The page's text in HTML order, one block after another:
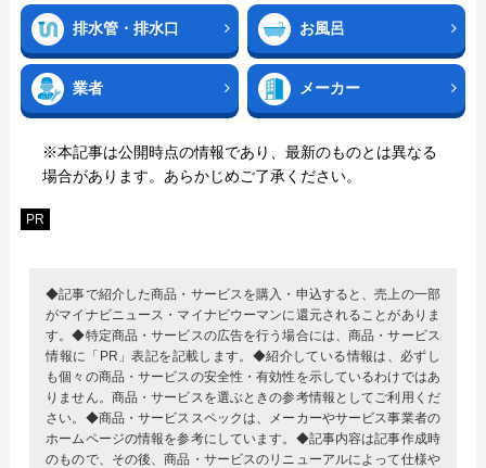
排水管・排水口 お風呂
業者 メーカー
※本記事は公開時点の情報であり、最新のものとは異なる
場合があります。あらかじめご了承ください。
PR
◆記事で紹介した商品・サービスを購入・申込すると、売上の一部
がマイナビニュース・マイナビウーマンに還元されることがありま
す。◆特定商品・サービスの広告を行う場合には、商品・サービス
情報に「PR」表記を記載します。◆紹介している情報は、必ずし
も個々の商品・サービスの安全性・有効性を示しているわけではあ
りません。商品・サービスを選ぶときの参考情報としてご利用くだ
さい。◆商品・サービススペックは、メーカーやサービス事業者の
ホームページの情報を参考にしています。◆記事内容は記事作成時
のもので、その後、商品・サービスのリニューアルによって仕様や